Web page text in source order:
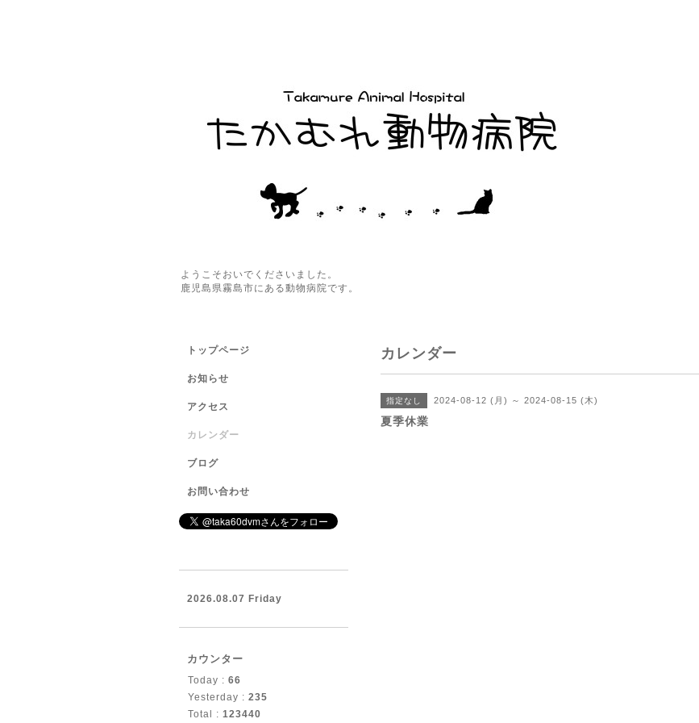
ようこそおいでくださいました。
鹿児島県霧島市にある動物病院です。
カレンダー
指定なし 2024-08-12 (月) ～ 2024-08-15 (木)
夏季休業
トップページ
お知らせ
アクセス
カレンダー
ブログ
お問い合わせ
2026.08.07 Friday
カウンター
Today : 66
Yesterday : 235
Total : 123440